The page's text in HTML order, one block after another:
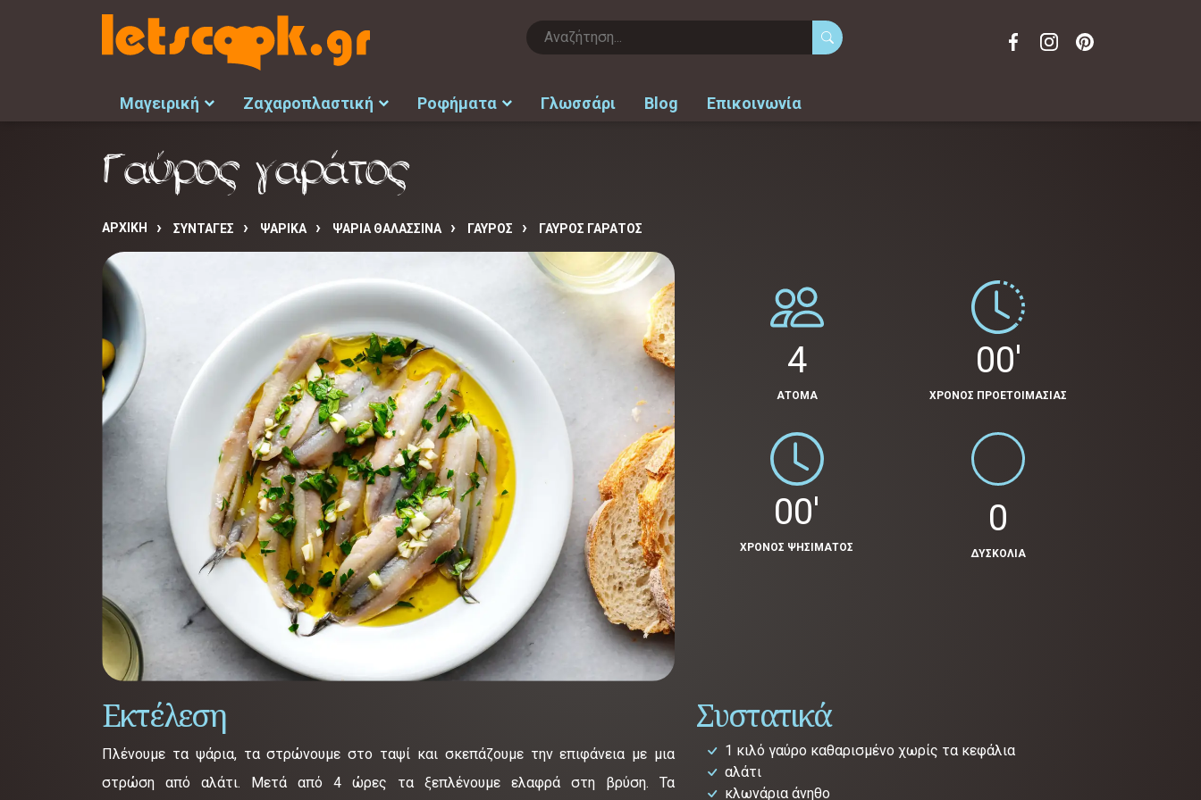
Μαγειρική Ζαχαροπλαστική Ροφήματα Γλωσσάρι Blog Επικοινωνία
Γαύρος γαράτος
ΑΡΧΙΚΉ ΣΥΝΤΑΓΈΣ ΨΑΡΙΚΑ ΨΑΡΙΑ ΘΑΛΑΣΣΙΝΑ ΓΑΥΡΟΣ ΓΑΎΡΟΣ ΓΑΡΆΤΟΣ
4
ΑΤΟΜΑ
00'
ΧΡΟΝΟΣ ΠΡΟΕΤΟΙΜΑΣΙΑΣ
00'
ΧΡΟΝΟΣ ΨΗΣΙΜΑΤΟΣ
0
ΔΥΣΚΟΛΙΑ
Συστατικά
1 κιλό γαύρο καθαρισμένο χωρίς τα κεφάλια
αλάτι
κλωνάρια άνηθο
Εκτέλεση
Πλένουμε τα ψάρια, τα στρώνουμε στο ταψί και σκεπάζουμε την επιφάνεια με μια
στρώση από αλάτι. Μετά από 4 ώρες τα ξεπλένουμε ελαφρά στη βρύση. Τα